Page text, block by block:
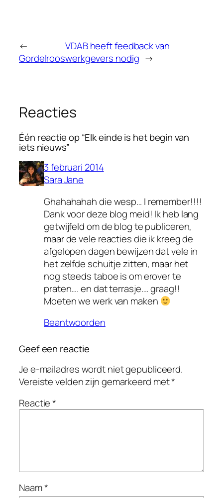
←
Gordelroos
VDAB heeft feedback van
werkgevers nodig →
Reacties
Één reactie op “Elk einde is het begin van
iets nieuws”
3 februari 2014
Sara Jane
Ghahahahah die wesp… I remember!!!!
Dank voor deze blog meid! Ik heb lang
getwijfeld om de blog te publiceren,
maar de vele reacties die ik kreeg de
afgelopen dagen bewijzen dat vele in
het zelfde schuitje zitten, maar het
nog steeds taboe is om erover te
praten…. en dat terrasje…. graag!!
Moeten we werk van maken
Beantwoorden
Geef een reactie
Je e-mailadres wordt niet gepubliceerd.
Vereiste velden zijn gemarkeerd met*
Reactie*
Naam*